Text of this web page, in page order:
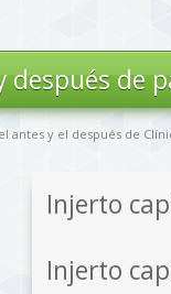
después de
antes y el después de
Injerto
Injerto